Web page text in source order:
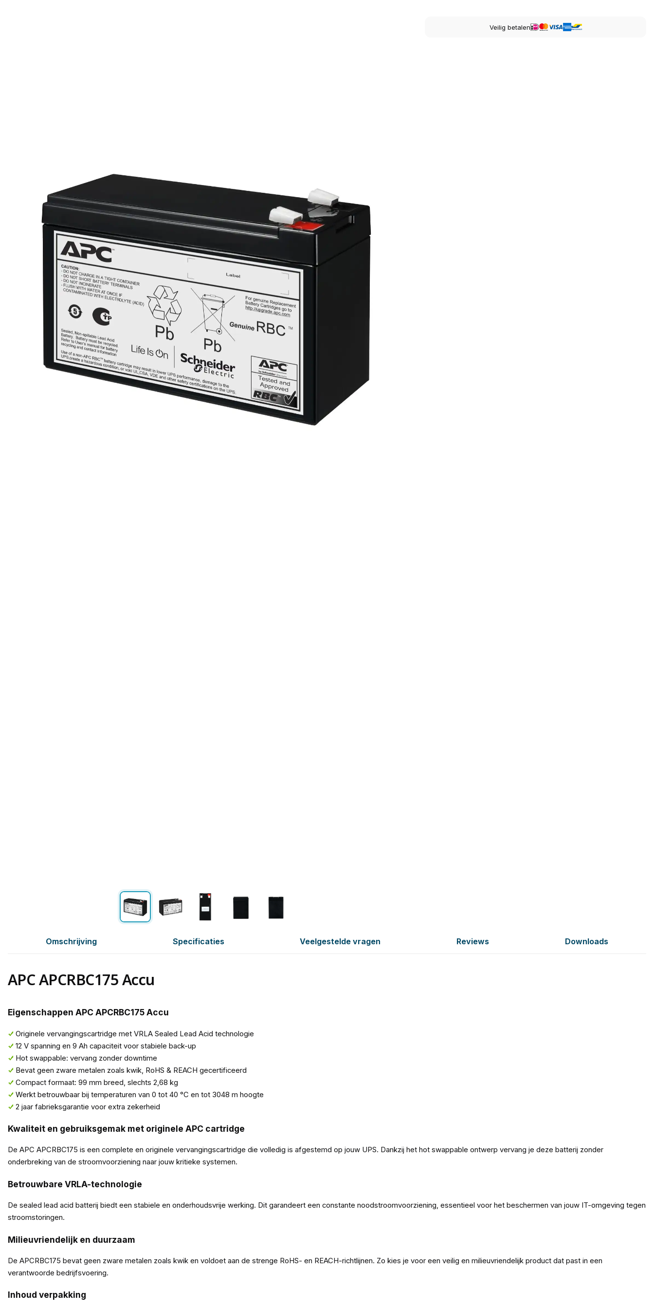
Veilig betalen
Omschrijving Specificaties Veelgestelde vragen Reviews Downloads
APC APCRBC175 Accu
Eigenschappen APC APCRBC175 Accu
Originele vervangingscartridge met VRLA Sealed Lead Acid technologie
12 V spanning en 9 Ah capaciteit voor stabiele back-up
Hot swappable: vervang zonder downtime
Bevat geen zware metalen zoals kwik, RoHS & REACH gecertificeerd
Compact formaat: 99 mm breed, slechts 2,68 kg
Werkt betrouwbaar bij temperaturen van 0 tot 40 °C en tot 3048 m hoogte
2 jaar fabrieksgarantie voor extra zekerheid
Kwaliteit en gebruiksgemak met originele APC cartridge
De APC APCRBC175 is een complete en originele vervangingscartridge die volledig is afgestemd op jouw UPS. Dankzij het hot swappable ontwerp vervang je deze batterij zonder
onderbreking van de stroomvoorziening naar jouw kritieke systemen.
Betrouwbare VRLA-technologie
De sealed lead acid batterij biedt een stabiele en onderhoudsvrije werking. Dit garandeert een constante noodstroomvoorziening, essentieel voor het beschermen van jouw IT-omgeving tegen
stroomstoringen.
Milieuvriendelijk en duurzaam
De APCRBC175 bevat geen zware metalen zoals kwik en voldoet aan de strenge RoHS- en REACH-richtlijnen. Zo kies je voor een veilig en milieuvriendelijk product dat past in een
verantwoorde bedrijfsvoering.
Inhoud verpakking